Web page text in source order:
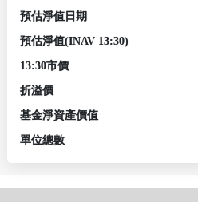
預估淨值日期
預估淨值(INAV 13:30)
13:30市價
折溢價
基金淨資產價值
單位總數